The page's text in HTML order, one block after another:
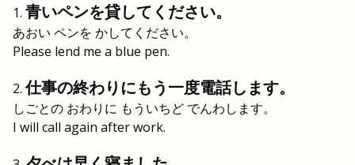
青いペンを貸してください。
あおい ペンを かしてください。
Please lend me a blue pen.
仕事の終わりにもう一度電話します。
しごとの おわりに もういちど でんわします。
I will call again after work.